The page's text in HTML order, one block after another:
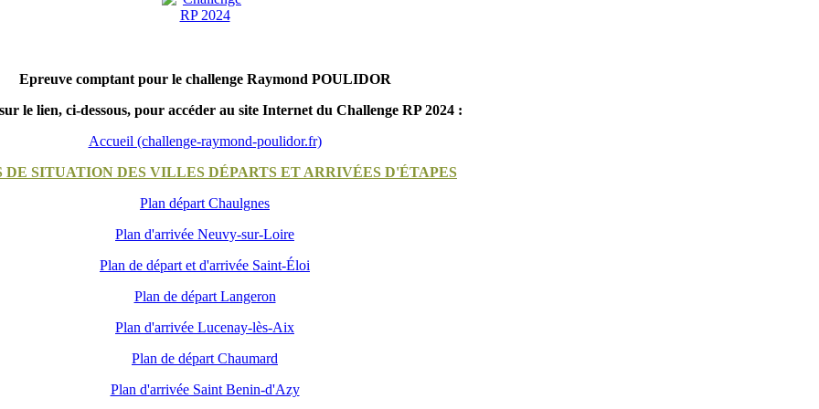
Epreuve comptant pour le challenge Raymond POULIDOR
le lien, ci-dessous, pour accéder au site Internet du Challenge RP 2024 :
Accueil (challenge-raymond-poulidor.fr)
DE SITUATION DES VILLES DÉPARTS ET ARRIVÉES D'ÉTAPES
Plan départ Chaulgnes
Plan d'arrivée Neuvy-sur-Loire
Plan de départ et d'arrivée Saint-Éloi
Plan de départ Langeron
Plan d'arrivée Lucenay-lès-Aix
Plan de départ Chaumard
Plan d'arrivée Saint Benin-d'Azy